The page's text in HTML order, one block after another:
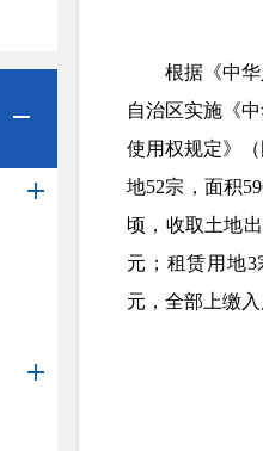
根据 《中
自治区实施《
使用权规定》
地52宗，面积
顷，收取土地
元；租赁用地3
元，全部上缴